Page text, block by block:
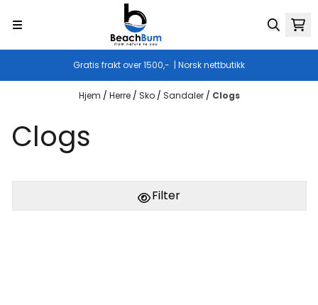
Gratis frakt over 1500,- | Norsk nettbutikk
Hjem / Herre / Sko / Sandaler / Clogs
Clogs
Filter